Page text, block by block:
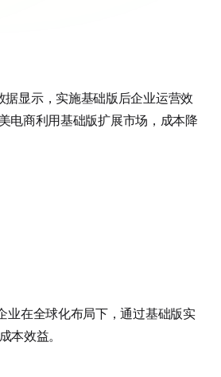
显示，实施基础版后企业运营效
电商利用基础版扩展市场，成本降
在全球化布局下，通过基础版实
效益。